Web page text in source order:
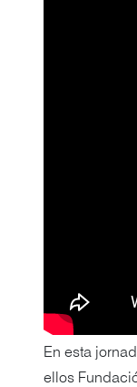
En esta
ellos